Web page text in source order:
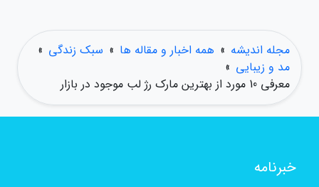
مجله اندیشه » همه اخبار و مقاله ها » سبک زندگی »
مد و زیبایی »
معرفی 10 مورد از بهترین مارک رژ لب موجود در بازار
خبرنامه